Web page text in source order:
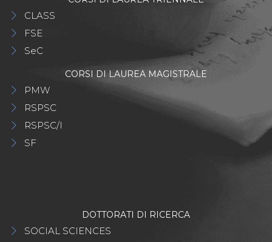
CLASS
FSE
SeC
CORSI DI LAUREA MAGISTRALE
PMW
RSPSC
RSPSC/I
SF
DOTTORATI DI RICERCA
SOCIAL SCIENCES